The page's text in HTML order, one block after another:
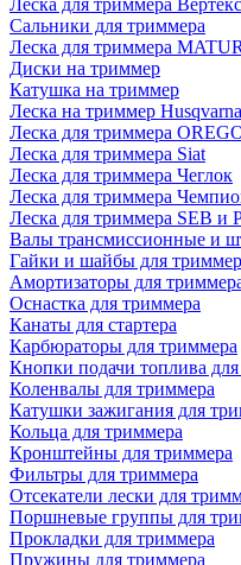
Леска для триммера Вертекс
Сальники для триммера
Леска для триммера MATUR
Диски на триммер
Катушка на триммер
Леска на триммер Husqvarna
Леска для триммера
Леска для триммера Siat
Леска для триммера Чеглок
Леска для триммера
Леска для триммера SEB и
Валы трансмиссионные и
Гайки и шайбы для
Амортизаторы для
Оснастка для триммера
Канаты для стартера
Карбюраторы для триммера
Кнопки подачи топлива
Коленвалы для триммера
Катушки зажигания для
Кольца для триммера
Кронштейны для триммера
Фильтры для триммера
Отсекатели лески для
Поршневые группы для
Прокладки для триммера
Пружины для триммера